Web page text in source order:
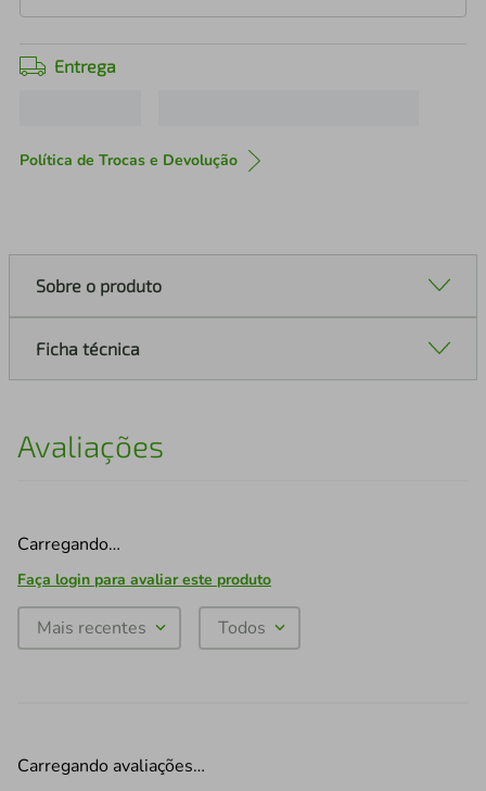
Entrega
Política de Trocas e Devolução
Sobre o produto
Ficha técnica
Avaliações
Carregando…
Faça login para avaliar este produto
Mais recentes Todos
Carregando avaliações…